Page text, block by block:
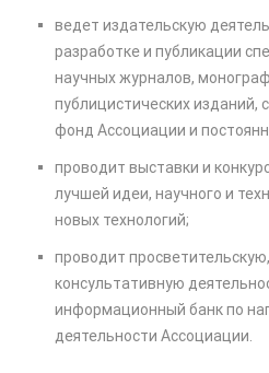
ведет издательскую
разработке и публикации
научных журналов,
публицистических изданий,
фонд Ассоциации и
проводит выставки и
лучшей идеи, научного и
новых технологий;
проводит
консультативную
информационный банк по
деятельности Ассоциации.